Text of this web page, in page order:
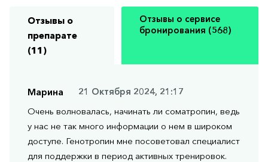
Отзывы о
препарате
(11)
Отзывы о сервисе
бронирования (568)
Марина
21 Октября 2024, 21:17
Очень волновалась, начинать ли соматропин, ведь
у нас не так много информации о нем в широком
доступе. Генотропин мне посоветовал специалист
для поддержки в период активных тренировок.